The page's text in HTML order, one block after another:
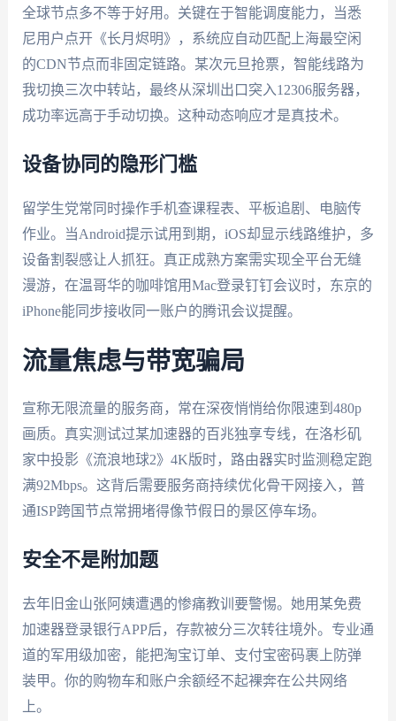
全球节点多不等于好用。关键在于智能调度能力，当悉
尼用户点开《长月烬明》，系统应自动匹配上海最空闲
的CDN节点而非固定链路。某次元旦抢票，智能线路为
我切换三次中转站，最终从深圳出口突入12306服务器，
成功率远高于手动切换。这种动态响应才是真技术。
设备协同的隐形门槛
留学生党常同时操作手机查课程表、平板追剧、电脑传
作业。当Android提示试用到期，iOS却显示线路维护，多
设备割裂感让人抓狂。真正成熟方案需实现全平台无缝
漫游，在温哥华的咖啡馆用Mac登录钉钉会议时，东京的
iPhone能同步接收同一账户的腾讯会议提醒。
流量焦虑与带宽骗局
宣称无限流量的服务商，常在深夜悄悄给你限速到480p
画质。真实测试过某加速器的百兆独享专线，在洛杉矶
家中投影《流浪地球2》4K版时，路由器实时监测稳定跑
满92Mbps。这背后需要服务商持续优化骨干网接入，普
通ISP跨国节点常拥堵得像节假日的景区停车场。
安全不是附加题
去年旧金山张阿姨遭遇的惨痛教训要警惕。她用某免费
加速器登录银行APP后，存款被分三次转往境外。专业通
道的军用级加密，能把淘宝订单、支付宝密码裹上防弹
装甲。你的购物车和账户余额经不起裸奔在公共网络
上。